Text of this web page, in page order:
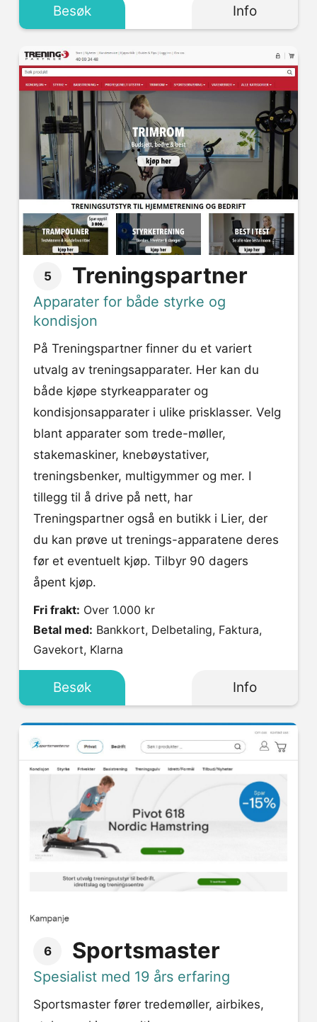
Besøk Info
5 Treningspartner
Apparater for både styrke og
kondisjon
På Treningspartner finner du et variert
utvalg av treningsapparater. Her kan du
både kjøpe styrkeapparater og
kondisjonsapparater i ulike prisklasser. Velg
blant apparater som trede-møller,
stakemaskiner, knebøystativer,
treningsbenker, multigymmer og mer. I
tillegg til å drive på nett, har
Treningspartner også en butikk i Lier, der
du kan prøve ut trenings-apparatene deres
før et eventuelt kjøp. Tilbyr 90 dagers
åpent kjøp.
Fri frakt: Over 1.000 kr
Betal med:
Gavekort, Klarna
Besøk Info
6 Sportsmaster
Spesialist med 19 års erfaring
Sportsmaster fører tredemøller, airbikes,